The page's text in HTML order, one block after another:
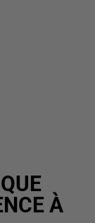
À